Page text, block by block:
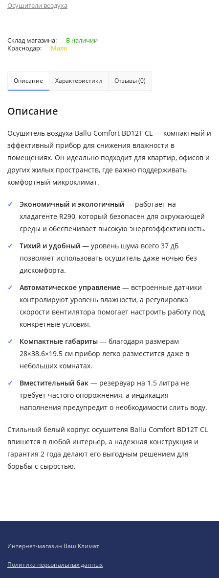
Осушители воздуха
Склад магазина:
В наличии
Краснодар:
Мало
Описание Характеристики Отзывы (0)
Описание
Осушитель воздуха Ballu Comfort BD12T CL — компактный и
эффективный прибор для снижения влажности в
помещениях. Он идеально подходит для квартир, офисов и
других жилых пространств, где важно поддерживать
комфортный микроклимат.
Экономичный и экологичный — работает на
хладагенте R290, который безопасен для окружающей
среды и обеспечивает высокую энергоэффективность.
Тихий и удобный — уровень шума всего 37 дБ
позволяет использовать осушитель даже ночью без
дискомфорта.
Автоматическое управление — встроенные датчики
контролируют уровень влажности, а регулировка
скорости вентилятора помогает настроить работу под
конкретные условия.
Компактные габариты — благодаря размерам
28×38.6×19.5 см прибор легко разместится даже в
небольших комнатах.
Вместительный бак — резервуар на 1.5 литра не
требует частого опорожнения, а индикация
наполнения предупредит о необходимости слить воду.
Стильный белый корпус осушителя Ballu Comfort BD12T CL
впишется в любой интерьер, а надежная конструкция и
гарантия 2 года делают его выгодным решением для
борьбы с сыростью.
Интернет-магазин Ваш Климат
Политика персональных данных